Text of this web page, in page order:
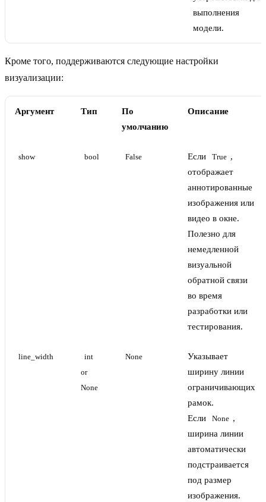
выполнения
модели.
Кроме того, поддерживаются следующие настройки
визуализации:
Аргумент Тип
По
умолчанию
Описание
show bool False Если True ,
отображает
аннотированные
изображения или
видео в окне.
Полезно для
немедленной
визуальной
обратной связи
во время
разработки или
тестирования.
line_width
int
or
None
None
Указывает
ширину линии
ограничивающих
рамок.
Если
None ,
ширина линии
автоматически
подстраивается
под размер
изображения.